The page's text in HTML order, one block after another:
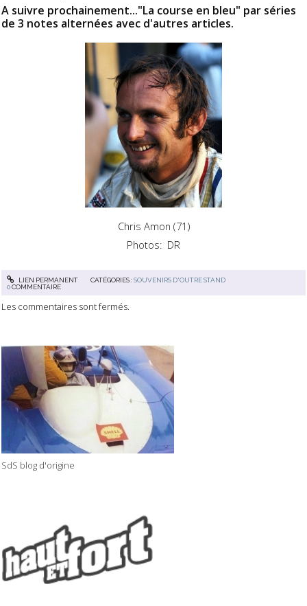
SdS blog d'origine
A suivre prochainement..."La course en bleu" par séries
de 3 notes alternées avec d'autres articles.
Chris Amon (71)
Photos: DR
LIEN PERMANENT CATÉGORIES :SOUVENIRS D'OUTRE STAND
0COMMENTAIRE
Les commentaires sont fermés.